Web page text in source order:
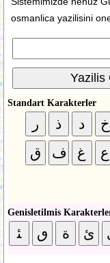
osmanlica yazilisini
Standart Karakterler
Genisletilmis